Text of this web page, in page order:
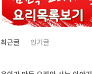
최근글 인기글